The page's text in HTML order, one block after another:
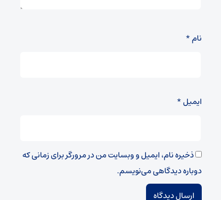
نام*
ایمیل*
ذخیره نام، ایمیل و وبسایت من در مرورگر برای زمانی که
دوباره دیدگاهی می‌نویسم.